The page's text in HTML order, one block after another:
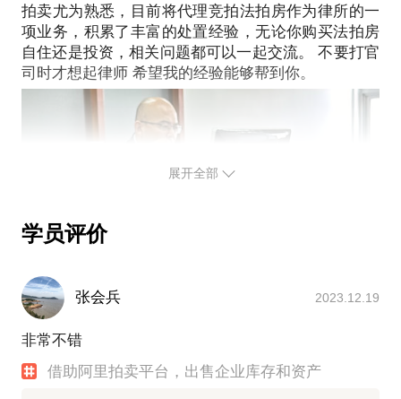
通过正式途径签订相关的律师代理合同、顾问合同或
其他形式的聘用合同。本话题内容及行家观点不代表
平台观点，平台对话题内容不予担保，烦请知悉。
拍卖尤为熟悉，目前将代理竞拍法拍房作为律所的一
项业务，积累了丰富的处置经验，无论你购买法拍房
自住还是投资，相关问题都可以一起交流。 不要打官
展开全部
学员评价
张会兵 2023.12.19
非常不错
借助阿里拍卖平台，出售企业库存和资产